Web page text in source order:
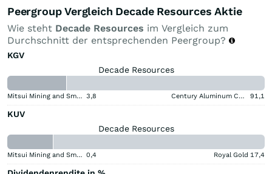
Peergroup Vergleich Decade Resources Aktie
Wie steht Decade Resources im Vergleich zum
Durchschnitt der entsprechenden Peergroup?
KGV
Decade Resources
Mitsui Mining and Smelting Company 3,8 Century Aluminum Company 91,1
KUV
Decade Resources
Mitsui Mining and Smelting Company 0,4 Royal Gold 17,4